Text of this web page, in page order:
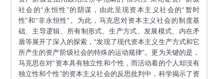
社会的“永恒性”的阴谋，由此呈现资本主义社会的“暂时
性”和“非永恒性”。为此，马克思对资本主义社会的制度基
础、主导逻辑、所有制形式、生产方式、发展模式、内在矛
盾等展开了深入的探索，“发现了现代资本主义生产方式和它
所产生的资产阶级社会的特殊的运动规律”。更为关键的是，
马克思在对“资本具有独立性和个性，而活动着的个人却没有
独立性和个性”的资本主义社会的反思批判中，科学揭示了资